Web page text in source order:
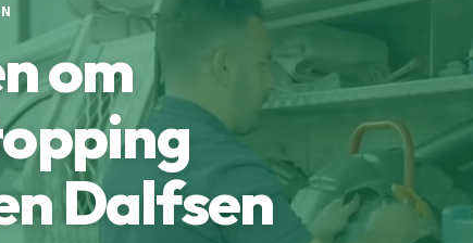
om
Dalfsen